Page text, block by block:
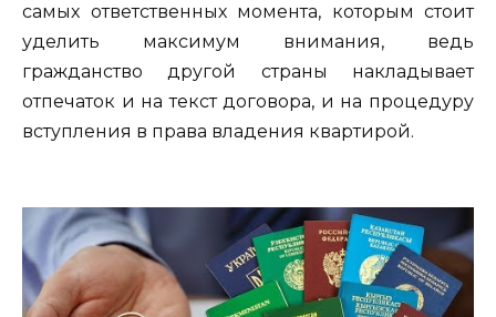
самых ответственных момента, которым стоит
уделить максимум внимания, ведь
гражданство другой страны накладывает
отпечаток и на текст договора, и на процедуру
вступления в права владения квартирой.